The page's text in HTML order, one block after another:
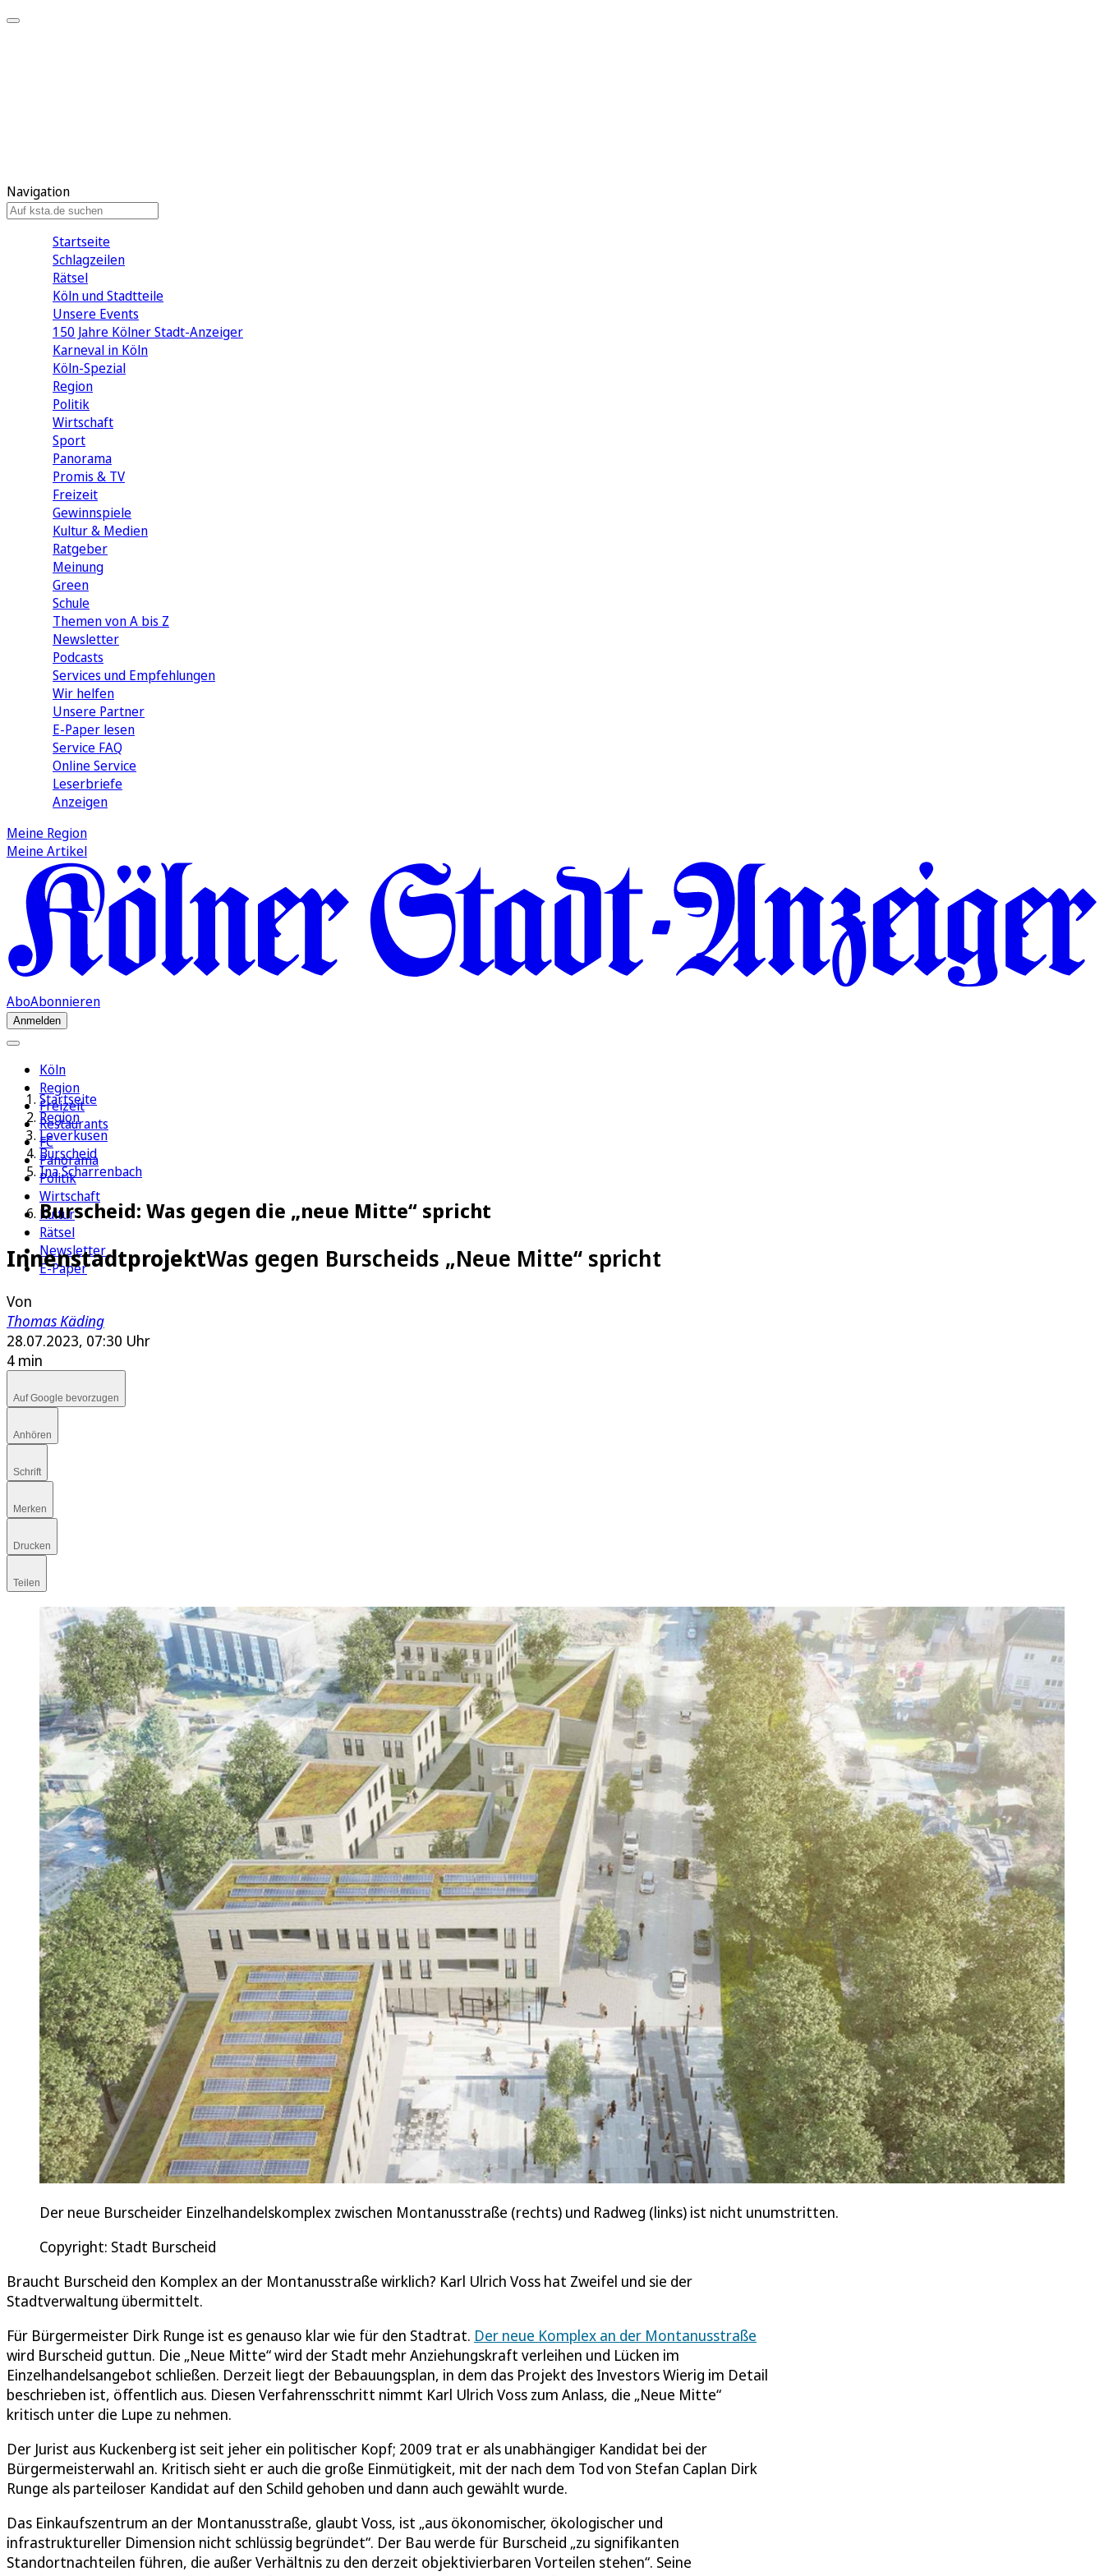
Navigation
Startseite
Schlagzeilen
Rätsel
Köln und Stadtteile
Unsere Events
150 Jahre Kölner Stadt-Anzeiger
Karneval in Köln
Köln-Spezial
Region
Politik
Wirtschaft
Sport
Panorama
Promis & TV
Freizeit
Gewinnspiele
Kultur & Medien
Ratgeber
Meinung
Green
Schule
Themen von A bis Z
Newsletter
Podcasts
Services und Empfehlungen
Wir helfen
Unsere Partner
E-Paper lesen
Service FAQ
Online Service
Leserbriefe
Anzeigen
Meine Region
Meine Artikel
AboAbonnieren
Anmelden
Köln
Region
Freizeit
Restaurants
FC
Panorama
Politik
Wirtschaft
Kultur
Rätsel
Newsletter
E-Paper
Startseite
Region
Leverkusen
Burscheid
Ina Scharrenbach
Burscheid: Was gegen die „neue Mitte“ spricht
InnenstadtprojektWas gegen Burscheids „Neue Mitte“ spricht
Von
Thomas Käding
28.07.2023, 07:30 Uhr
4 min
Auf Google bevorzugen
Anhören
Schrift
Merken
Drucken
Teilen
Der neue Burscheider Einzelhandelskomplex zwischen Montanusstraße (rechts) und Radweg (links) ist nicht unumstritten.
Copyright: Stadt Burscheid
Braucht Burscheid den Komplex an der Montanusstraße wirklich? Karl Ulrich Voss hat Zweifel und sie der
Stadtverwaltung übermittelt.
Für Bürgermeister Dirk Runge ist es genauso klar wie für den Stadtrat. Der neue Komplex an der Montanusstraße
wird Burscheid guttun. Die „Neue Mitte“ wird der Stadt mehr Anziehungskraft verleihen und Lücken im
Einzelhandelsangebot schließen. Derzeit liegt der Bebauungsplan, in dem das Projekt des Investors Wierig im Detail
beschrieben ist, öffentlich aus. Diesen Verfahrensschritt nimmt Karl Ulrich Voss zum Anlass, die „Neue Mitte“
kritisch unter die Lupe zu nehmen.
Der Jurist aus Kuckenberg ist seit jeher ein politischer Kopf; 2009 trat er als unabhängiger Kandidat bei der
Bürgermeisterwahl an. Kritisch sieht er auch die große Einmütigkeit, mit der nach dem Tod von Stefan Caplan Dirk
Runge als parteiloser Kandidat auf den Schild gehoben und dann auch gewählt wurde.
Das Einkaufszentrum an der Montanusstraße, glaubt Voss, ist „aus ökonomischer, ökologischer und
infrastruktureller Dimension nicht schlüssig begründet“. Der Bau werde für Burscheid „zu signifikanten
Standortnachteilen führen, die außer Verhältnis zu den derzeit objektivierbaren Vorteilen stehen“. Seine